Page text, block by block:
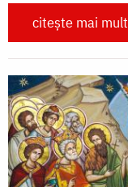
citește mai mult